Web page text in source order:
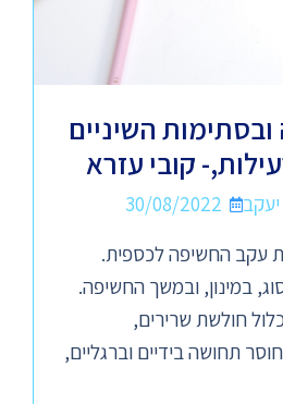
השיניים
קובי עזרא
30/08/2022
עקב החשיפה לכספית.
במינון, ובמשך החשיפה.
חולשת שרירים,
תחושה בידיים וברגליים,